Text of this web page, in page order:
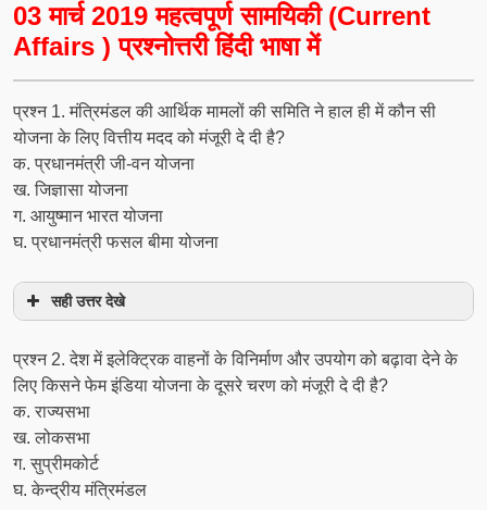
03 मार्च 2019 महत्वपूर्ण सामयिकी (Current
Affairs ) प्रश्नोत्तरी हिंदी भाषा में
प्रश्‍न 1. मंत्रिमंडल की आर्थिक मामलों की समिति ने हाल ही में कौन सी
योजना के लिए वित्तीय मदद को मंजूरी दे दी है?
क. प्रधानमंत्री जी-वन योजना
ख. जिज्ञासा योजना
ग. आयुष्मान भारत योजना
घ. प्रधानमंत्री फसल बीमा योजना
सही उत्तर देखे
प्रश्‍न 2. देश में इलेक्ट्रिक वाहनों के विनिर्माण और उपयोग को बढ़ावा देने के
लिए किसने फेम इंडिया योजना के दूसरे चरण को मंजूरी दे दी है?
क. राज्यसभा
ख. लोकसभा
ग. सुप्रीमकोर्ट
घ. केन्‍द्रीय मंत्रिमंडल